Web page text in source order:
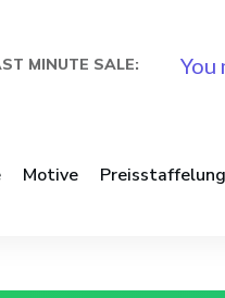
MINUTE SALE: You
Motive Preisstaffelung